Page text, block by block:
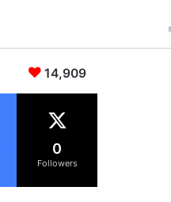
14,909
0
Followers